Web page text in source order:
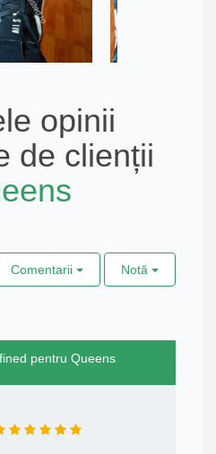
opinii
de clienții
Comentarii Notă
pentru Queens